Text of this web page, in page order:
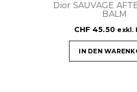
Dior SAUVAGE
BALM
CHF 45.50 exkl.
IN DEN